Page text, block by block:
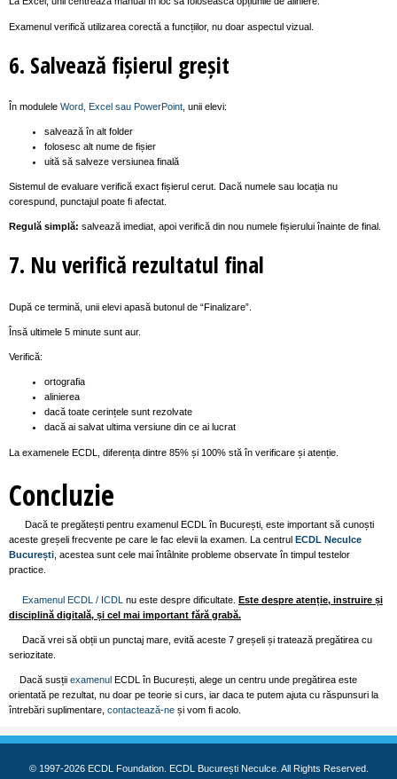
Examenul verifică utilizarea corectă a funcțiilor, nu doar aspectul vizual.
6. Salvează fișierul greșit
În modulele Word, Excel sau PowerPoint , unii elevi:
salvează în alt folder
folosesc alt nume de fișier
uită să salveze versiunea finală
Sistemul de evaluare verifică exact fișierul cerut. Dacă numele sau locația nu
corespund, punctajul poate fi afectat.
Regulă simplă: salvează imediat, apoi verifică din nou numele fișierului înainte de final.
7. Nu verifică rezultatul final
După ce termină, unii elevi apasă butonul de “Finalizare”.
Însă ultimele 5 minute sunt aur.
Verifică:
ortografia
alinierea
dacă toate cerințele sunt rezolvate
dacă ai salvat ultima versiune din ce ai lucrat
La examenele ECDL, diferența dintre 85% și 100% stă în verificare și atenție.
Concluzie
Dacă te pregătești pentru examenul ECDL în București, este important să cunoști
aceste greșeli frecvente pe care le fac elevii la examen. La centrul ECDL Neculce
București , acestea sunt cele mai întâlnite probleme observate în timpul testelor
practice.
Examenul ECDL / ICDL nu este despre dificultate. Este despre atenție, instruire și
disciplină digitală, și cel mai important fără grabă.
Dacă vrei să obții un punctaj mare, evită aceste 7 greșeli și tratează pregătirea cu
seriozitate.
Dacă susții examenul ECDL în București, alege un centru unde pregătirea este
orientată pe rezultat, nu doar pe teorie si curs, iar daca te putem ajuta cu răspunsuri la
întrebări suplimentare, contactează-ne și vom fi acolo.
© 1997-2026 ECDL Foundation. ECDL București Neculce. All Rights Reserved.